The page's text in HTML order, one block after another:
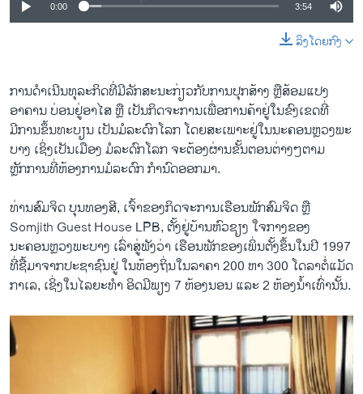
0:00 3:54
ລິງໂດຍກົງ
ການດໍາເນີນທຸລະກິດທີ່ມີລັກສະນະກ່ຽວກັບການປຸກສ້າງ ຫຼືສ້ອມແປງ
ອາຄານ ບ່ອນຢູ່ອາໄສ ຫຼື ເປັນກິດຈະການເພື່ອການຄ້າຢູ່ໃນຂົງເຂດທີ່
ມີການຂຶ້ນທະບຽນ ເປັນມໍລະດົກໂລກ ໂດຍສະເພາະຢູ່ໃນນະຄອນຫຼວງພະ
ບາງ ເຊິ່ງເປັນເມືອງ ມໍລະດົກໂລກ ຈະຕ້ອງຜ່ານຂັ້ນຕອນຕ່າງໆຕາມ
ຫຼັກການທີ່ຫ້ອງການມໍລະດົກ ກໍານົດອອກ​ມາ.
ທ່ານສົມຈິດ ບຸນທອງສີ, ເຈົ້າຂອງກິດຈະການເຮືອນພັກສົມຈິດ ຫຼື
Somjith Guest House LPB, ຕັ້ງຢູ່ບ້ານຫົວຊຽງ ໃຈກາງຂອງ
ນະຄອນຫຼວງພະບາງ ເລົ່າສູ່ຟັງວ່າ ເຮືອນພັກຂອງເພິ່ນຕັ້ງຂຶ້ນໃນປີ 1997
ທີ່ຊື້ມາຈາກປະຊາຊົນຢູ່ ໃນທ້ອງຖິ່ນໃນລາຄາ 200 ຫາ 300 ໂດລາຕໍ່ແມັດ
ກາເລ, ເຊິ່ງໃນໄລຍະທໍາ ອິດມີພຽງ 7 ຫ້ອງນອນ ແລະ 2 ຫ້ອງນໍ້າເທົ່ານັ້ນ.